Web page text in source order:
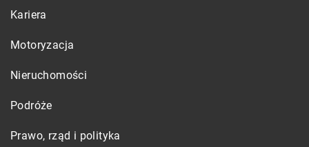
Kariera
Motoryzacja
Nieruchomości
Podróże
Prawo, rząd i polityka